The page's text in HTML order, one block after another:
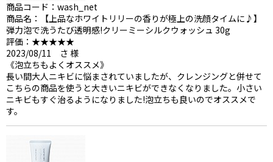
商品コード：wash_net
商品名：【上品なホワイトリリーの香りが極上の洗顔タイムに♪】
弾力泡で洗うたび透明感!クリーミーシルクウォッシュ 30g
評価：★★★★★
2023/08/11 さ 様
《泡立ちもよくオススメ》
長い間大人ニキビに悩まされていましたが、クレンジングと併せて
こちらの商品を使うと大きいニキビができなくなりました。小さい
ニキビもすぐ治るようになりました!泡立ちも良いのでオススメで
す。